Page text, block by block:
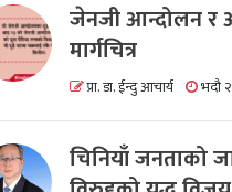
जेनजी आन्दोलन र
मार्गचित्र
प्रा. डा. ईन्दु आचार्य भदौ
चिनियाँ जनताको